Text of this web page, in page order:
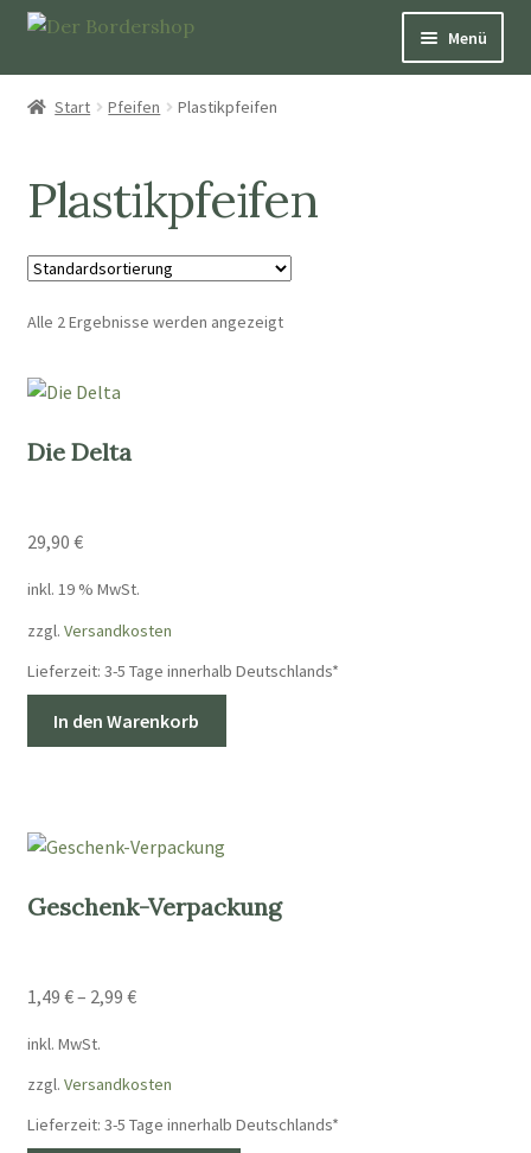
Menü
Pfeifen
Bücher
Schmuck
Start Pfeifen Plastikpfeifen
Plastikpfeifen
Alle 2 Ergebnisse werden angezeigt
Die Delta
29,90 €
inkl. 19 % MwSt.
zzgl. Versandkosten
Lieferzeit: 3-5 Tage innerhalb Deutschlands*
In den Warenkorb
Geschenk-Verpackung
1,49 €– 2,99 €
inkl. MwSt.
zzgl. Versandkosten
Lieferzeit: 3-5 Tage innerhalb Deutschlands*